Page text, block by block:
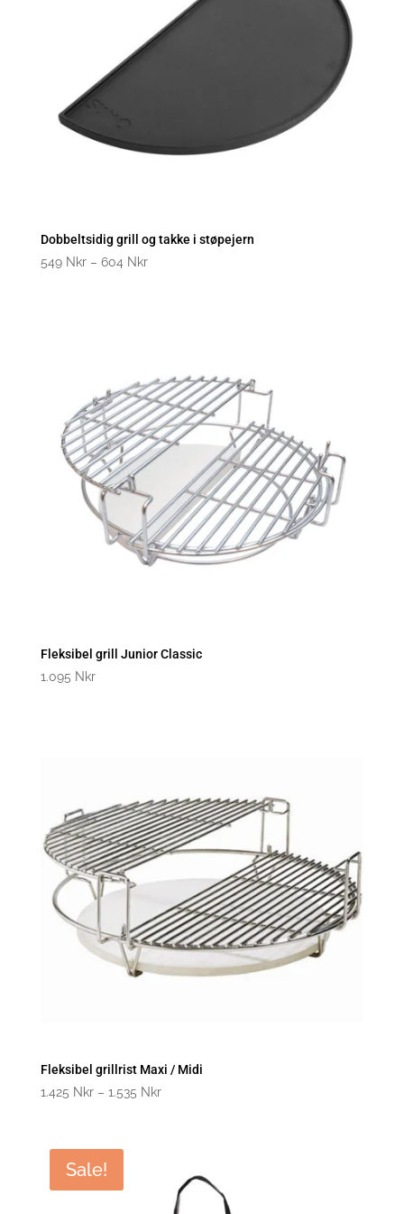
Dobbeltsidig grill og takke i støpejern
549 Nkr – 604 NkrPrisklasse:
Fleksibel grill Junior Classic
1.095 Nkr
Fleksibel grillrist Maxi / Midi
1.425 Nkr – 1.535 NkrPrisklasse:
kroner
Sale!